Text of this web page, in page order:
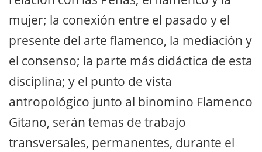
mujer; la conexión entre el pasado y el
presente del arte flamenco, la mediación y
el consenso; la parte más didáctica de esta
disciplina; y el punto de vista
antropológico junto al binomino Flamenco
Gitano, serán temas de trabajo
transversales, permanentes, durante el